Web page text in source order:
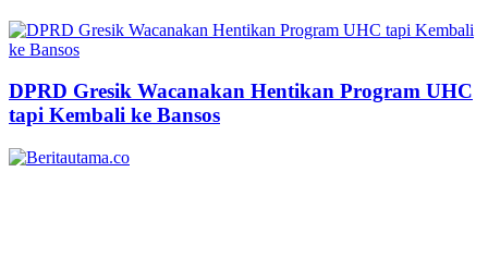
DPRD Gresik Wacanakan Hentikan Program UHC
tapi Kembali ke Bansos